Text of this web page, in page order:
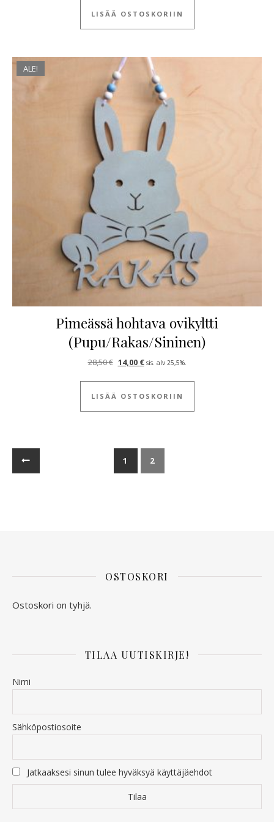
LISÄÄ OSTOSKORIIN
ALE!
Pimeässä hohtava ovikyltti
(Pupu/Rakas/Sininen)
28,50€ Alkuperäinen hinta oli: 28,50 €.
14,00 €Nykyinen hinta on: 14,00 €.
sis. alv 25,5%.
LISÄÄ OSTOSKORIIN
1 2
OSTOSKORI
Ostoskori on tyhjä.
TILAA UUTISKIRJE!
Nimi
Sähköpostiosoite
Jatkaaksesi sinun tulee hyväksyä käyttäjäehdot